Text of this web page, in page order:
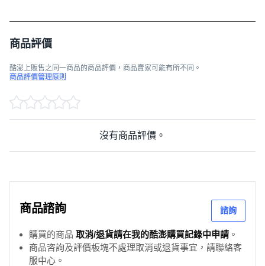
商品評價
酷澎上販售之同一商品的商品評價，商品賣家可能有所不同。
商品評價管理原則
沒有商品評價。
商品諮詢 諮詢
購買的商品 取消/退貨請在我的酷澎購買記錄中申請 。
商品咨詢及評價板塊不處理取消或退貨事宜，請聯絡客
服中心。